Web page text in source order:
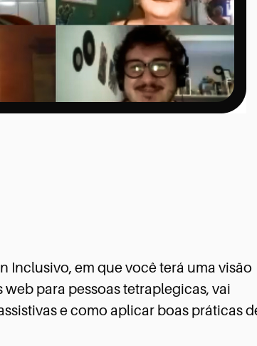
Inclusivo, em que você terá uma visão
para pessoas tetraplegicas, vai
e como aplicar boas práticas